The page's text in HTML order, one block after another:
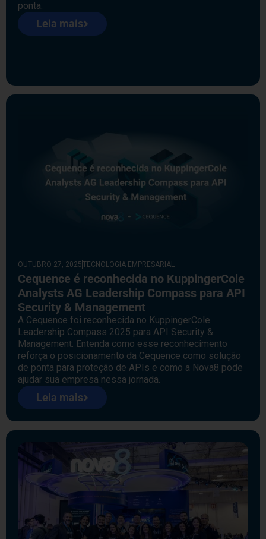
ponta.
Leia mais
OUTUBRO 27, 2025TECNOLOGIA EMPRESARIAL
Cequence é reconhecida no KuppingerCole
Analysts AG Leadership Compass para API
Security & Management
A Cequence foi reconhecida no KuppingerCole
Leadership Compass 2025 para API Security &
Management. Entenda como esse reconhecimento
reforça o posicionamento da Cequence como solução
de ponta para proteção de APIs e como a Nova8 pode
ajudar sua empresa nessa jornada.
Leia mais